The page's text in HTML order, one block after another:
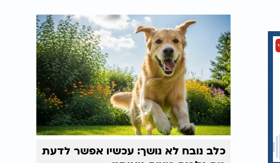
כלב נובח לא נושך: עכשיו אפשר לדעת